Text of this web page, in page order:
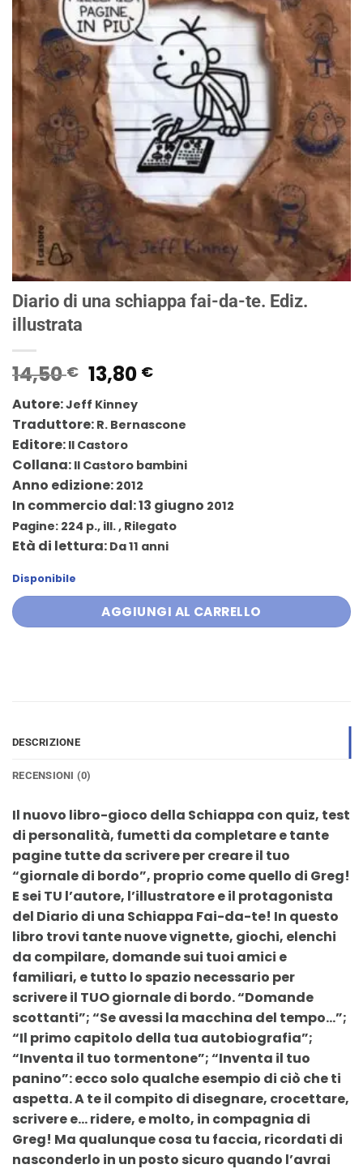
Diario di una schiappa fai-da-te. Ediz.
illustrata
14,50€ Il
prezzo
originale
era:
14,50 €.
13,80 €Il
è:
Autore:Jeff Kinney
Traduttore: R. Bernascone
Editore: Il Castoro
Collana: Il Castoro bambini
Anno edizione: 2012
In commercio dal: 13 giugno 2012
Pagine: 224 p., ill. , Rilegato
Età di lettura: Da 11 anni
Disponibile
AGGIUNGI AL CARRELLO
DESCRIZIONE
RECENSIONI (0)
Il nuovo libro-gioco della Schiappa con quiz, test
di personalità, fumetti da completare e tante
pagine tutte da scrivere per creare il tuo
“giornale di bordo”, proprio come quello di Greg!
E sei TU l’autore, l’illustratore e il protagonista
del Diario di una Schiappa Fai-da-te! In questo
libro trovi tante nuove vignette, giochi, elenchi
da compilare, domande sui tuoi amici e
familiari, e tutto lo spazio necessario per
scrivere il TUO giornale di bordo. “Domande
scottanti”; “Se avessi la macchina del tempo…”;
“Il primo capitolo della tua autobiografia”;
“Inventa il tuo tormentone”; “Inventa il tuo
panino”: ecco solo qualche esempio di ciò che ti
aspetta. A te il compito di disegnare, crocettare,
scrivere e… ridere, e molto, in compagnia di
Greg! Ma qualunque cosa tu faccia, ricordati di
nasconderlo in un posto sicuro quando l’avrai